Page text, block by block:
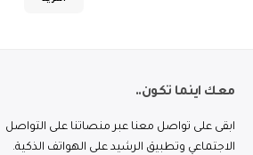
معك اينما تكون..
ابقى على تواصل معنا عبر منصاتنا على التواصل
الاجتماعي وتطبيق الرشيد على الهواتف الذكية.